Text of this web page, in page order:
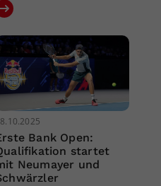
Bank Open:
startet
Neumayer und